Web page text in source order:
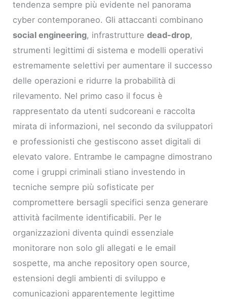
tendenza sempre più evidente nel panorama
cyber contemporaneo. Gli attaccanti combinano
social engineering, infrastrutturedead-drop,
strumenti legittimi di sistema e modelli operativi
estremamente selettivi per aumentare il successo
delle operazioni e ridurre la probabilità di
rilevamento. Nel primo caso il focus è
rappresentato da utenti sudcoreani e raccolta
mirata di informazioni, nel secondo da sviluppatori
e professionisti che gestiscono asset digitali di
elevato valore. Entrambe le campagne dimostrano
come i gruppi criminali stiano investendo in
tecniche sempre più sofisticate per
compromettere bersagli specifici senza generare
attività facilmente identificabili. Per le
organizzazioni diventa quindi essenziale
monitorare non solo gli allegati e le email
sospette, ma anche repository open source,
estensioni degli ambienti di sviluppo e
comunicazioni apparentemente legittime